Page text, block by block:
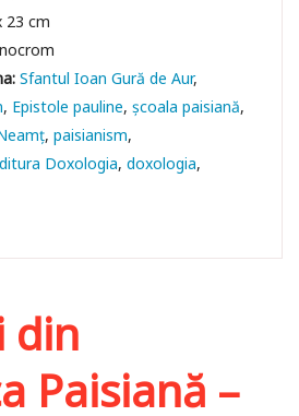
23 cm
Sfantul Ioan Gură de Aur
Epistole pauline şcoala paisiană
paisianism
Doxologia doxologia
din
Paisiană –